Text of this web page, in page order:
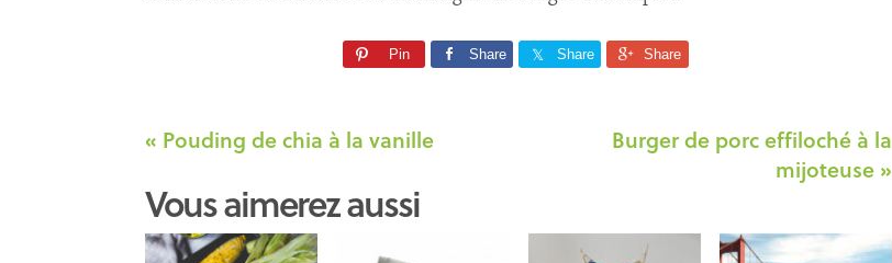
Pin Share Share Share
« Pouding de chia à la vanille
Burger de porc effiloché à la
mijoteuse »
Vous aimerez aussi